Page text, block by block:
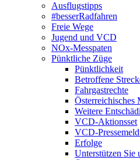
Ausflugstipps
#besserRadfahren
Freie Wege
Jugend und VCD
NOx-Messpaten
Pünktliche Züge
Pünktlichkeit
Betroffene
Fahrgastrechte
Österreichisches
Weitere
VCD-Aktionsset
VCD-
Erfolge
Unterstützen Sie